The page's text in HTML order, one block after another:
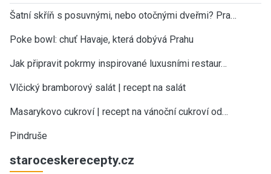
Šatní skříň s posuvnými, nebo otočnými dveřmi? Pra…
Poke bowl: chuť Havaje, která dobývá Prahu
Jak připravit pokrmy inspirované luxusními restaur…
Vlčický bramborový salát | recept na salát
Masarykovo cukroví | recept na vánoční cukroví od…
Pindruše
staroceskerecepty.cz